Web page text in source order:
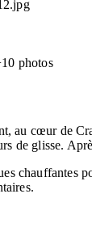
photos
au cœur de
de glisse.
chauffantes